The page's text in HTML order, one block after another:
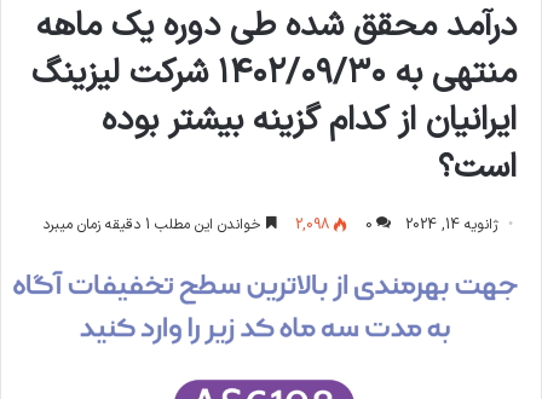
درآمد محقق شده طی دوره یک ماهه
منتهی به ۱۴۰۲/۰۹/۳۰ شرکت ليزينگ
ايرانيان از کدام گزینه بیشتر بوده
است؟
ژانویه 14, 2024 0
2,098 خواندن این مطلب 1 دقیقه زمان میبرد